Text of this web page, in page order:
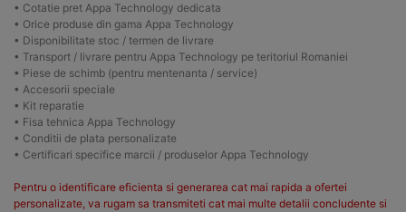
• Cotatie pret Appa Technology dedicata
• Orice produse din gama Appa Technology
• Disponibilitate stoc / termen de livrare
• Transport / livrare pentru Appa Technology pe teritoriul Romaniei
• Piese de schimb (pentru mentenanta / service)
• Accesorii speciale
• Kit reparatie
• Fisa tehnica Appa Technology
• Conditii de plata personalizate
• Certificari specifice marcii / produselor Appa Technology
Pentru o identificare eficienta si generarea cat mai rapida a ofertei
personalizate, va rugam sa transmiteti cat mai multe detalii concludente si